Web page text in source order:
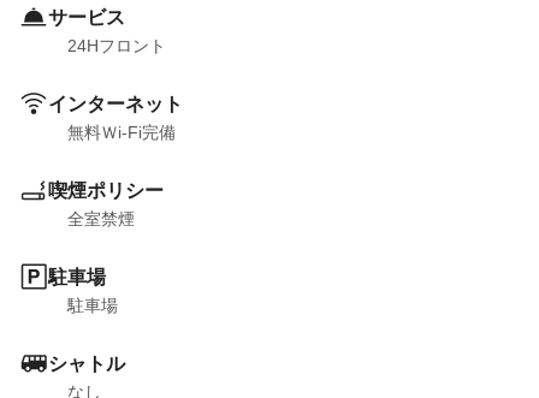
サービス
24Hフロント
インターネット
無料Ｗi-Fi完備
喫煙ポリシー
全室禁煙
駐車場
駐車場
シャトル
なし